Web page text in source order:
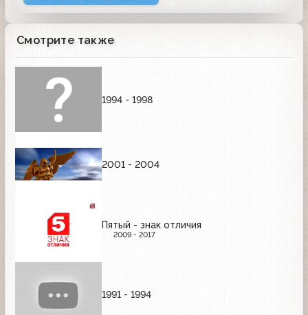
Смотрите также
1994 - 1998
2001 - 2004
Пятый - знак отличия
2009 - 2017
1991 - 1994